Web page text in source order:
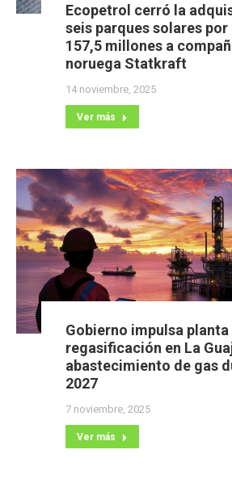
Ecopetrol cerró la
seis parques solares por
157,5 millones a
noruega Statkraft
14 noviembre, 2025
Ver más
Gobierno impulsa planta
regasificación en La
abastecimiento de gas
2027
7 noviembre, 2025
Ver más